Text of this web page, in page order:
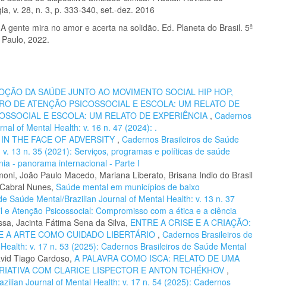
v. 28, n. 3, p. 333-340, set.-dez. 2016
gente mira no amor e acerta na solidão. Ed. Planeta do Brasil. 5ª
2022.
DA SAÚDE JUNTO AO MOVIMENTO SOCIAL HIP HOP,
DE ATENÇÃO PSICOSSOCIAL E ESCOLA: UM RELATO DE
E ESCOLA: UM RELATO DE EXPERIÊNCIA , Cadernos
of Mental Health: v. 16 n. 47 (2024): .
THE FACE OF ADVERSITY , Cadernos Brasileiros de Saúde
13 n. 35 (2021): Serviços, programas e políticas de saúde
- panorama internacional - Parte I
João Paulo Macedo, Mariana Liberato, Brisana Indio do Brasil
Nunes, Saúde mental em municípios de baixo
Saúde Mental/Brazilian Journal of Mental Health: v. 13 n. 37
Atenção Psicossocial: Compromisso com a ética e a ciência
Jacinta Fátima Sena da Silva, ENTRE A CRISE E A CRIAÇÃO:
A ARTE COMO CUIDADO LIBERTÁRIO , Cadernos Brasileiros de
v. 17 n. 53 (2025): Cadernos Brasileiros de Saúde Mental
Tiago Cardoso, A PALAVRA COMO ISCA: RELATO DE UMA
COM CLARICE LISPECTOR E ANTON TCHÉKHOV ,
Journal of Mental Health: v. 17 n. 54 (2025): Cadernos